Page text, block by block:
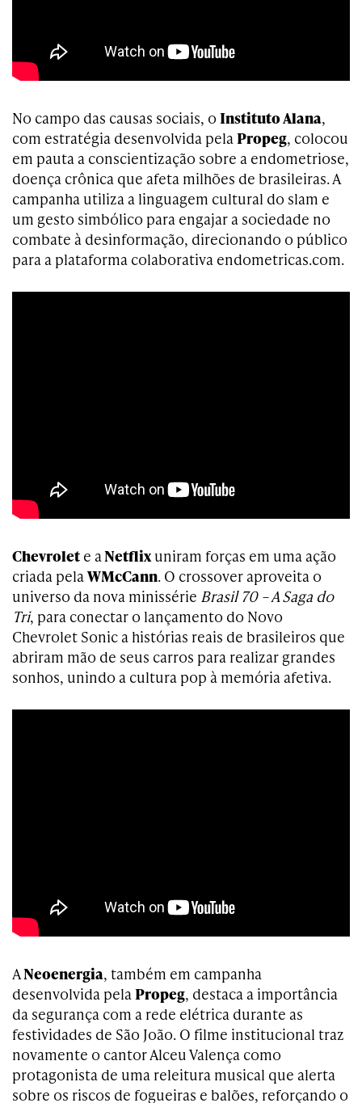
No campo das causas sociais, o Instituto Alana,
com estratégia desenvolvida pelaPropeg, colocou
em pauta a conscientização sobre a endometriose,
doença crônica que afeta milhões de brasileiras. A
campanha utiliza a linguagem cultural do slam e
um gesto simbólico para engajar a sociedade no
combate à desinformação, direcionando o público
para a plataforma colaborativa endometricas.com.
Chevrolet e aNetflixuniram forças em uma ação
criada pelaWMcCann. O crossover aproveita o
universo da nova minissérie Brasil 70 – A Saga do
Tri, para conectar o lançamento do Novo
Chevrolet Sonic a histórias reais de brasileiros que
abriram mão de seus carros para realizar grandes
sonhos, unindo a cultura pop à memória afetiva.
ANeoenergia, também em campanha
desenvolvida pelaPropeg, destaca a importância
da segurança com a rede elétrica durante as
festividades de São João. O filme institucional traz
novamente o cantor Alceu Valença como
protagonista de uma releitura musical que alerta
sobre os riscos de fogueiras e balões, reforçando o